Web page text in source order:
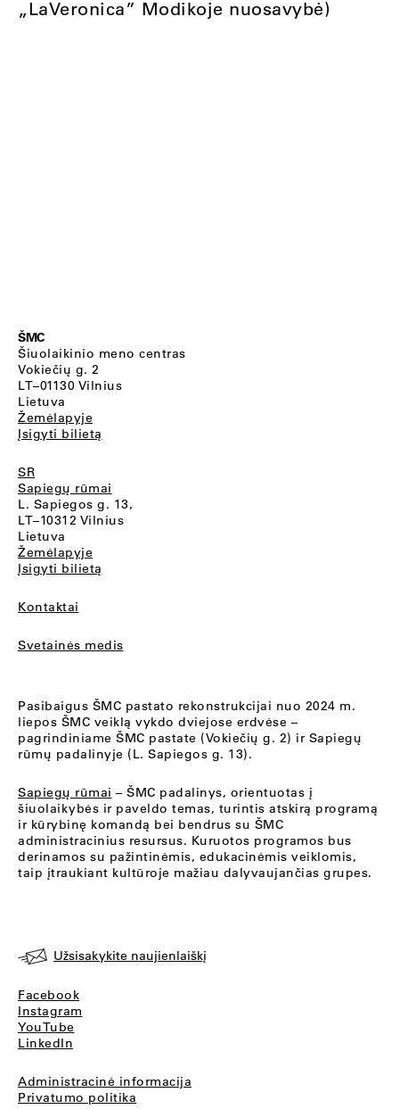
„LaVeronica” Modikoje nuosavybė)
ŠMC
Šiuolaikinio meno centras
Vokiečių g. 2
LT–01130 Vilnius
Lietuva
Žemėlapyje
Įsigyti bilietą
SR
Sapiegų rūmai
L. Sapiegos g. 13,
LT–10312 Vilnius
Lietuva
Žemėlapyje
Įsigyti bilietą
Kontaktai
Svetainės medis
Pasibaigus ŠMC pastato rekonstrukcijai nuo 2024 m.
liepos ŠMC veiklą vykdo dviejose erdvėse –
pagrindiniame ŠMC pastate (Vokiečių g. 2) ir Sapiegų
rūmų padalinyje (L. Sapiegos g. 13).
Sapiegų rūmai – ŠMC padalinys, orientuotas į
šiuolaikybės ir paveldo temas, turintis atskirą programą
ir kūrybinę komandą bei bendrus su ŠMC
administracinius resursus. Kuruotos programos bus
derinamos su pažintinėmis, edukacinėmis veiklomis,
taip įtraukiant kultūroje mažiau dalyvaujančias grupes.
Užsisakykite naujienlaiškį
Facebook
Instagram
YouTube
LinkedIn
Administracinė informacija
Privatumo politika